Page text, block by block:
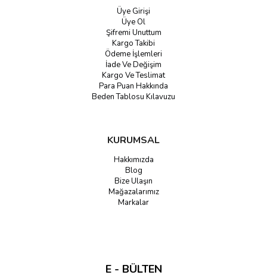
Üye Girişi
Üye Ol
Şifremi Unuttum
Kargo Takibi
Ödeme İşlemleri
İade Ve Değişim
Kargo Ve Teslimat
Para Puan Hakkında
Beden Tablosu Kılavuzu
KURUMSAL
Hakkımızda
Blog
Bize Ulaşın
Mağazalarımız
Markalar
E - BÜLTEN